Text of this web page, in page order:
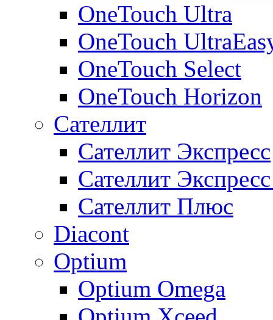
OneTouch Ultra
OneTouch
OneTouch Select
OneTouch Horizon
Сателлит
Сателлит Экспресс
Сателлит
Сателлит Плюс
Diacont
Optium
Optium Omega